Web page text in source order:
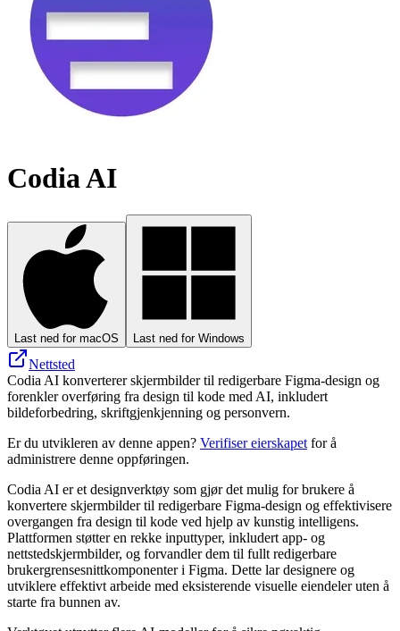
Codia AI
Last ned for macOS Last ned for Windows
Nettsted
Codia AI konverterer skjermbilder til redigerbare Figma-design og
forenkler overføring fra design til kode med AI, inkludert
bildeforbedring, skriftgjenkjenning og personvern.
Er du utvikleren av denne appen? Verifiser eierskapet for å
administrere denne oppføringen.
Codia AI er et designverktøy som gjør det mulig for brukere å
konvertere skjermbilder til redigerbare Figma-design og effektivisere
overgangen fra design til kode ved hjelp av kunstig intelligens.
Plattformen støtter en rekke inputtyper, inkludert app- og
nettstedskjermbilder, og forvandler dem til fullt redigerbare
brukergrensesnittkomponenter i Figma. Dette lar designere og
utviklere effektivt arbeide med eksisterende visuelle eiendeler uten å
starte fra bunnen av.